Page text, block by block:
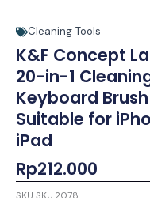
Cleaning Tools
K&F Concept
20-in-1
Keyboard
Suitable for
iPad
Rp212.000
SKU SKU.2078